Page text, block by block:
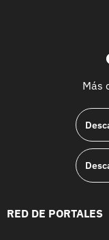
Más
RED DE PORTALES